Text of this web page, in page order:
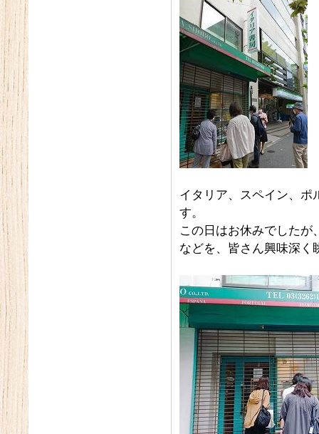
イタリア、スペイン、ポ
す。
この日はお休みでしたが
などを、皆さん興味深く